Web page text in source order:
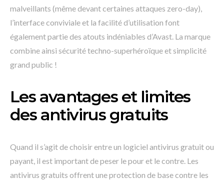
malveillants (même devant certaines attaques zero-day),
l’interface conviviale et la facilité d’utilisation font
également partie des atouts indéniables d’Avast. La marque
combine ainsi sécurité techno-superhéroïque et simplicité
grand public !
Les avantages et limites
des antivirus gratuits
Quand il s’agit de choisir entre un logiciel antivirus gratuit ou
payant, il est important de peser le pour et le contre. Les
antivirus gratuits offrent une protection de base contre les